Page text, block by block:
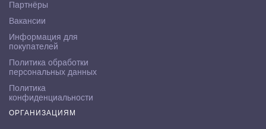
Партнёры
Вакансии
Информация для
покупателей
Политика обработки
персональных данных
Политика
конфиденциальности
ОРГАНИЗАЦИЯМ